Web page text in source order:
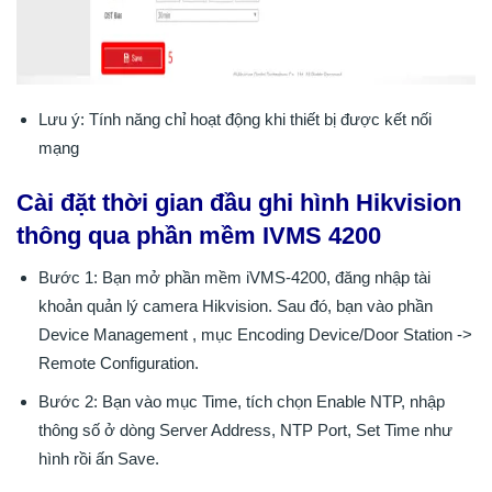
Lưu ý: Tính năng chỉ hoạt động khi thiết bị được kết nối
mạng
Cài đặt thời gian đầu ghi hình Hikvision
thông qua phần mềm IVMS 4200
Bước 1: Bạn mở phần mềm iVMS-4200, đăng nhập tài
khoản quản lý camera Hikvision. Sau đó, bạn vào phần
Device Management , mục Encoding Device/Door Station ->
Remote Configuration.
Bước 2: Bạn vào mục Time, tích chọn Enable NTP, nhập
thông số ở dòng Server Address, NTP Port, Set Time như
hình rồi ấn Save.